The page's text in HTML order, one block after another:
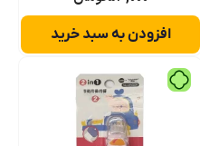
افزودن به سبد خرید